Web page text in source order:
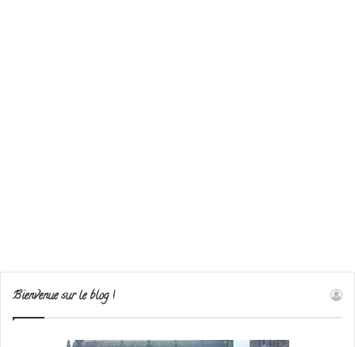
Bienvenue sur le blog !